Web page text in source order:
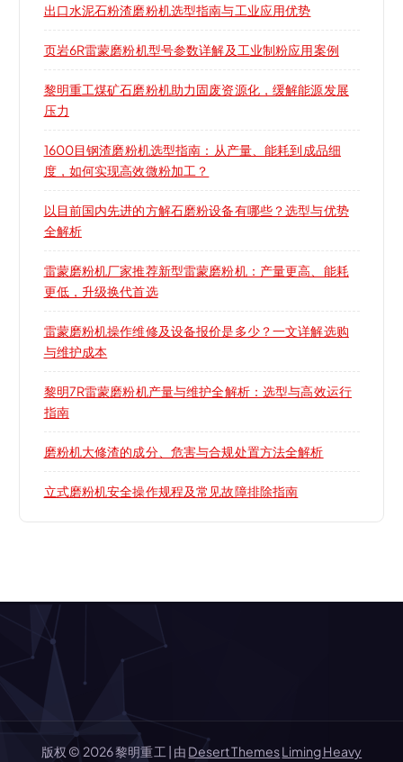
出口水泥石粉渣磨粉机选型指南与工业应用优势
页岩6R雷蒙磨粉机型号参数详解及工业制粉应用案例
黎明重工煤矿石磨粉机助力固废资源化，缓解能源发展
压力
1600目钢渣磨粉机选型指南：从产量、能耗到成品细
度，如何实现高效微粉加工？
以目前国内先进的方解石磨粉设备有哪些？选型与优势
全解析
雷蒙磨粉机厂家推荐新型雷蒙磨粉机：产量更高、能耗
更低，升级换代首选
雷蒙磨粉机操作维修及设备报价是多少？一文详解选购
与维护成本
黎明7R雷蒙磨粉机产量与维护全解析：选型与高效运行
指南
磨粉机大修渣的成分、危害与合规处置方法全解析
立式磨粉机安全操作规程及常见故障排除指南
版权 © 2026 黎明重工 | 由 Desert ThemesLiming Heavy